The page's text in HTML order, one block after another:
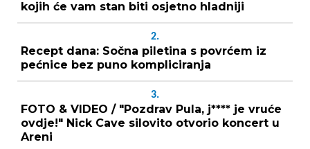
kojih će vam stan biti osjetno hladniji
2.
Recept dana: Sočna piletina s povrćem iz
pećnice bez puno kompliciranja
3.
FOTO & VIDEO / "Pozdrav Pula, j**** je vruće
ovdje!" Nick Cave silovito otvorio koncert u
Areni